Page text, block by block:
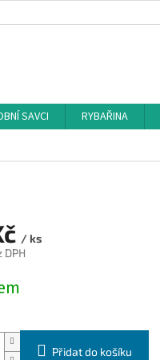
SAVCI RYBAŘINA
/ ks
DPH
Přidat do košíku